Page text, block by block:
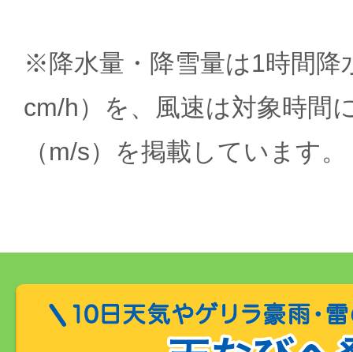
※降水量・降雪量は1時間降
cm/h）を、風速は対象時間
（m/s）を掲載しています。